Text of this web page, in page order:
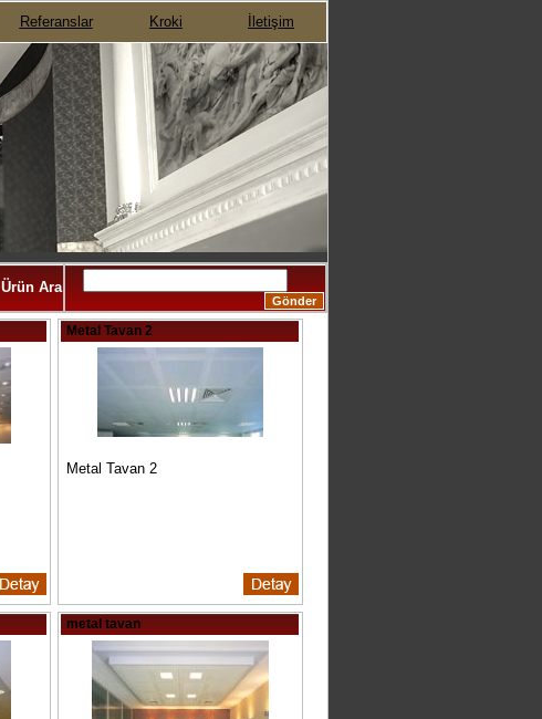
Referanslar Kroki İletişim
Ürün Ara
Metal Tavan 2
Metal Tavan 2
metal tavan